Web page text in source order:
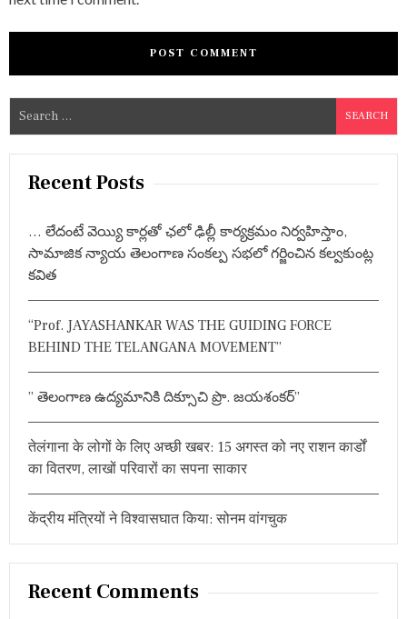
e
a
Recent Posts
… లేదంటే వెయ్యి కార్లతో ఛలో ఢిల్లీ కార్యక్రమం నిర్వహిస్తాం,
సామాజిక న్యాయ తెలంగాణ సంకల్ప సభలో గర్జించిన కల్వకుంట్ల
కవిత
“Prof. JAYASHANKAR WAS THE GUIDING FORCE
BEHIND THE TELANGANA MOVEMENT”
” తెలంగాణ ఉద్యమానికి దిక్సూచి ప్రొ. జయశంకర్”
तेलंगाना के लोगों के लिए अच्छी खबर: 15 अगस्त को नए राशन कार्डों
का वितरण, लाखों परिवारों का सपना साकार
केंद्रीय मंत्रियों ने विश्वासघात किया: सोनम वांगचुक
Recent Comments